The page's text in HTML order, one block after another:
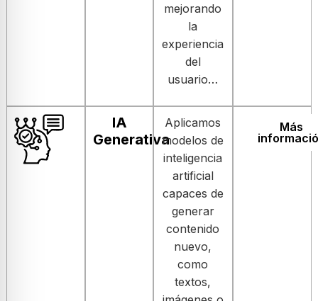
mejorando
la
experiencia
del
usuario…
IA
Generativa
Aplicamos
modelos de
inteligencia
artificial
capaces de
generar
contenido
nuevo,
como
textos,
Más